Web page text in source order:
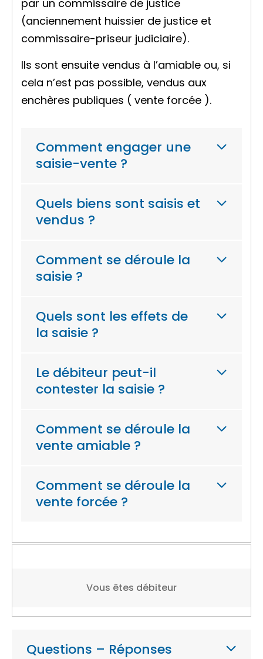
par un commissaire de justice
(anciennement huissier de justice et
commissaire-priseur judiciaire).
Ils sont ensuite vendus à l’amiable ou, si
cela n’est pas possible, vendus aux
enchères publiques ( vente forcée ).
Comment engager une
saisie-vente ?
Quels biens sont saisis et
vendus ?
Comment se déroule la
saisie ?
Quels sont les effets de
la saisie ?
Le débiteur peut-il
contester la saisie ?
Comment se déroule la
vente amiable ?
Comment se déroule la
vente forcée ?
Vous êtes débiteur
Questions – Réponses